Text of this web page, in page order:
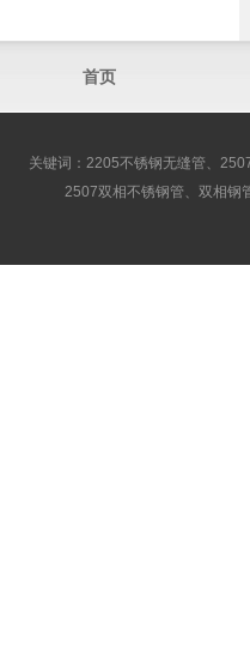
首页
关键词：2205不锈钢无缝管、
2507双相不锈钢管、双相钢